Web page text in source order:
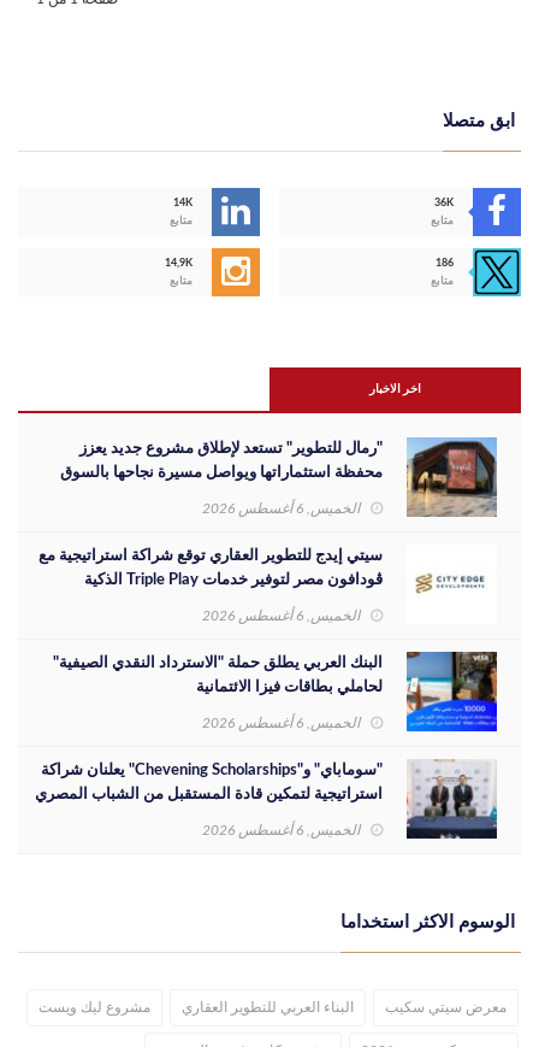
ابق متصلا
14K
متابع
36K
متابع
14,9K
متابع
186
متابع
اخر الاخبار
"رمال للتطوير" تستعد لإطلاق مشروع جديد يعزز
محفظة استثماراتها ويواصل مسيرة نجاحها بالسوق
الخميس, 6 أغسطس 2026
سيتي إيدج للتطوير العقاري توقع شراكة استراتيجية مع
ڤودافون مصر لتوفير خدمات Triple Play الذكية
بمشروع داون تاون بمدينة العلمين الجديدة
الخميس, 6 أغسطس 2026
البنك العربي يطلق حملة "الاسترداد النقدي الصيفية"
لحاملي بطاقات فيزا الائتمانية
الخميس, 6 أغسطس 2026
"سوماباي" و"Chevening Scholarships" يعلنان شراكة
استراتيجية لتمكين قادة المستقبل من الشباب المصري
الخميس, 6 أغسطس 2026
الوسوم الاكثر استخداما
معرض سيتي سكيب البناء العربي للتطوير العقاري مشروع ليك ويست